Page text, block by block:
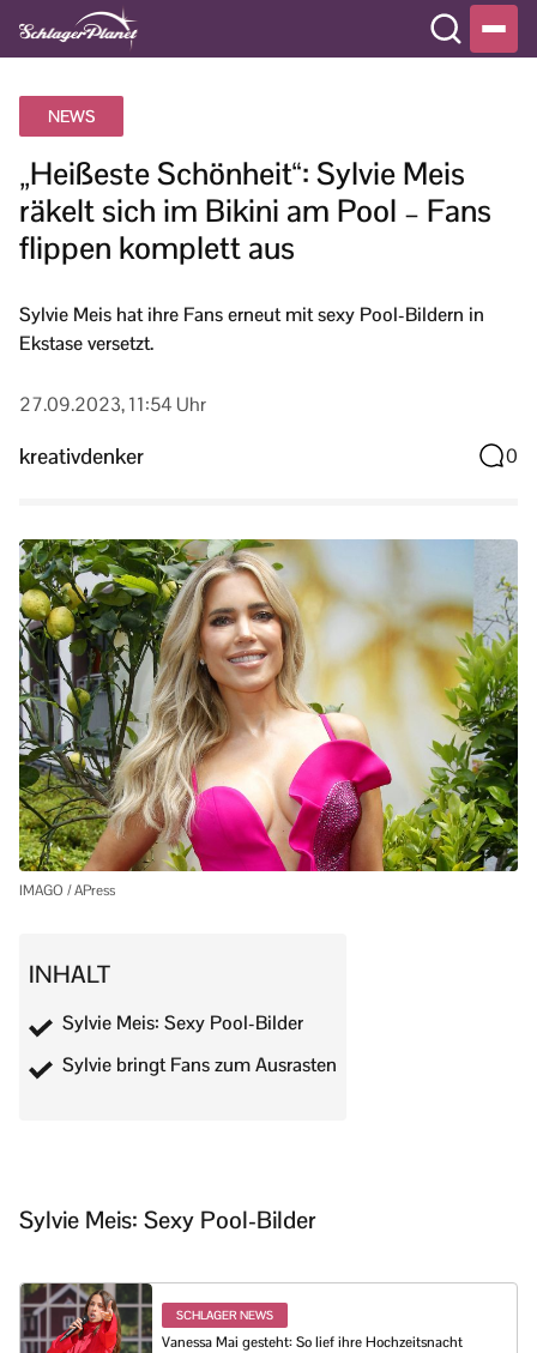
NEWS
„Heißeste Schönheit“: Sylvie Meis
räkelt sich im Bikini am Pool – Fans
flippen komplett aus
Sylvie Meis hat ihre Fans erneut mit sexy Pool-Bildern in
Ekstase versetzt.
27.09.2023, 11:54 Uhr
kreativdenker 0
IMAGO / APress
INHALT
Sylvie Meis: Sexy Pool-Bilder
Sylvie bringt Fans zum Ausrasten
Sylvie Meis: Sexy Pool-Bilder
SCHLAGER NEWS
Vanessa Mai gesteht: So lief ihre Hochzeitsnacht